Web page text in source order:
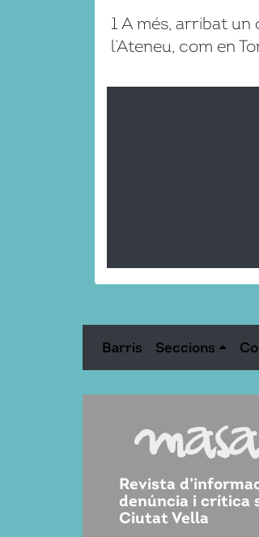
1 A més, arribat
l’Ateneu, com en
Barris Seccions
Revista
denúncia i crítica
Ciutat Vella